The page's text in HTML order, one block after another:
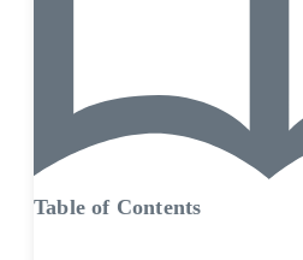
Table of Contents